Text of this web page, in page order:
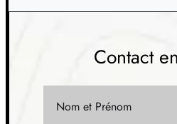
38 500 €
Contact
Nom et Prénom